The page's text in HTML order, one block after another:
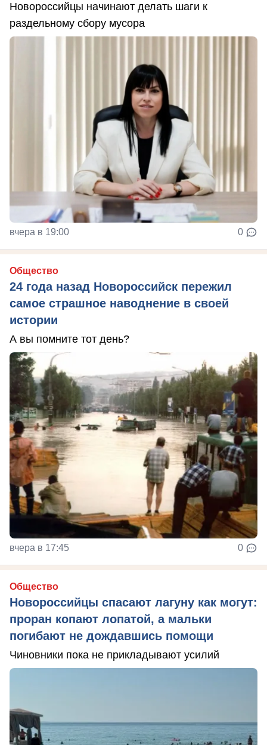
Новороссийцы начинают делать шаги к
раздельному сбору мусора
вчера в 19:00 0
Общество
24 года назад Новороссийск пережил
самое страшное наводнение в своей
истории
А вы помните тот день?
вчера в 17:45 0
Общество
Новороссийцы спасают лагуну как могут:
проран копают лопатой, а мальки
погибают не дождавшись помощи
Чиновники пока не прикладывают усилий